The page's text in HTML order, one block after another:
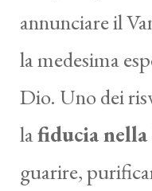
annunciare il
la medesima
Dio. Uno dei
lafiducia
guarire,